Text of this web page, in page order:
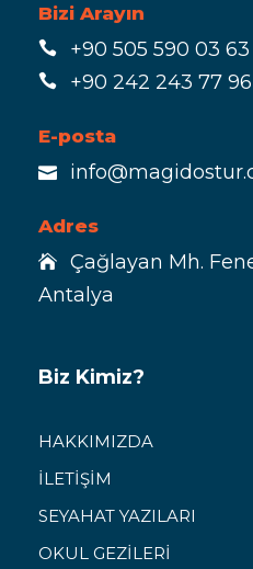
Bizi Arayın
+90 505 590 03 63
+90 242 243 77 96
E-posta
Adres
Çağlayan Mh.
Antalya
Biz Kimiz?
HAKKIMIZDA
İLETİŞİM
SEYAHAT YAZILARI
OKUL GEZİLERİ